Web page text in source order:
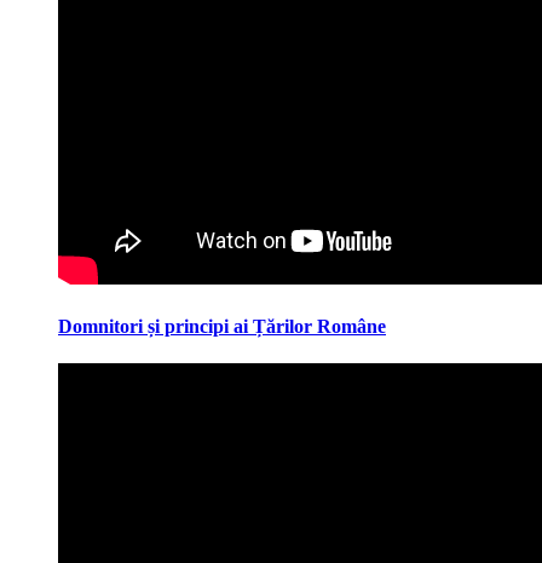
Domnitori și principi ai Țărilor Române